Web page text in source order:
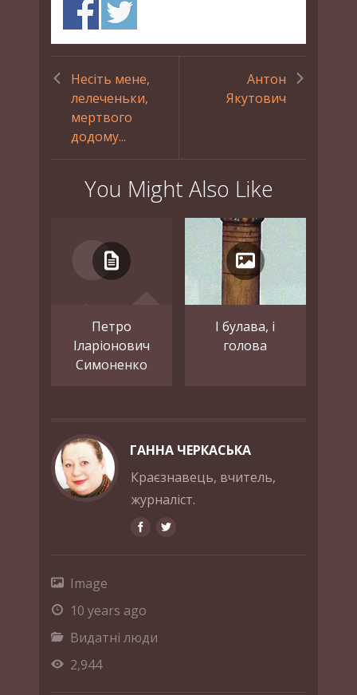
Несіть мене,
лелеченьки,
мертвого
додому...
Антон
Якутович
You Might Also Like
Петро
Іларіонович
Симоненко
І булава, і
голова
ГАННА ЧЕРКАСЬКА
Краєзнавець, вчитель,
журналіст.
Image
10 years ago
Видатні люди
2,944